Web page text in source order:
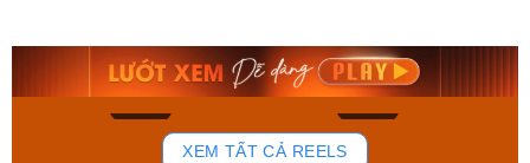
181
Mua ngay Mua ngay
XEM TẤT CẢ REELS